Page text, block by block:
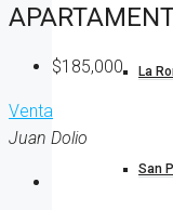
La
San
$185,000
Venta
Juan Dolio